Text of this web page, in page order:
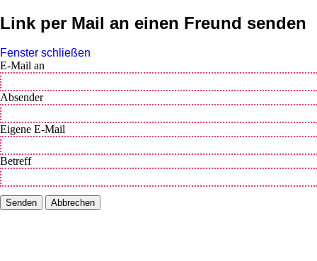
Link per Mail an einen Freund senden
Fenster schließen
E-Mail an
Absender
Eigene E-Mail
Betreff
Senden Abbrechen